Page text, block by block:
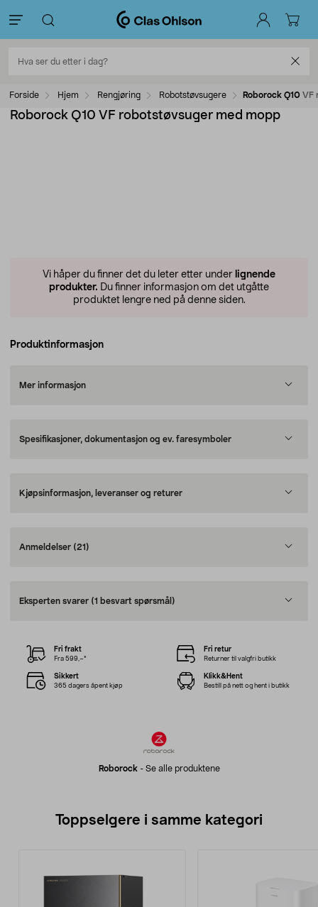
Forside Hjem Rengjøring Robotstøvsugere Roborock Q10
Roborock Q10 VF robotstøvsuger med mopp
Vi håper du finner det du leter etter under lignende
produkter. Du finner informasjon om det utgåtte
produktet lengre ned på denne siden.
Produktinformasjon
Mer informasjon
Spesifikasjoner, dokumentasjon og ev. faresymboler
Kjøpsinformasjon, leveranser og returer
Anmeldelser (21)
Eksperten svarer (1 besvart spørsmål)
Roborock- Se alle produktene
Fri frakt
Fra 599,–*
Fri retur
Returner til valgfri butikk
Sikkert
365 dagers åpent kjøp
Klikk&Hent
Bestill på nett og hent i butikk
Toppselgere i samme kategori